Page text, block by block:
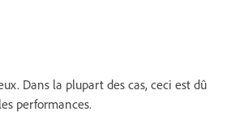
Dans la plupart des cas, ceci est dû
performances.